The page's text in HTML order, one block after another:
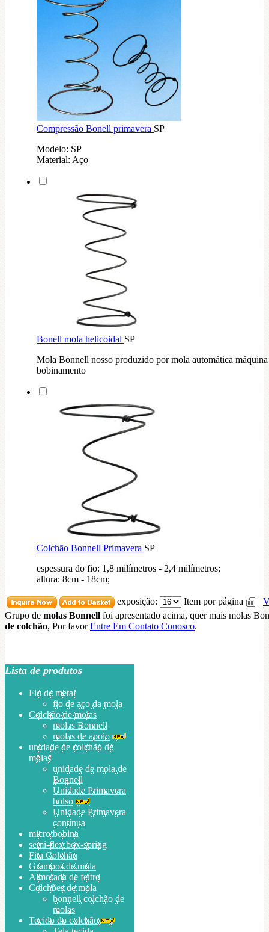
Compressão Bonell primavera SP
Modelo: SP
Material: Aço
Bonell mola helicoidal SP
Mola Bonnell nosso produzido por mola automática
bobinamento
Colchão Bonnell Primavera SP
espessura do fio: 1,8 milímetros - 2,4 milímetros;
altura: 8cm - 18cm;
exposição: Item por página
Grupo de molas Bonnell foi apresentado acima, quer mais molas
de colchão, Por favorEntre Em Contato Conosco.
Lista de produtos
Fio de metal
fio de aço da mola
Colchão de molas
molas Bonnell
molas de apoio
unidade de colchão de
molas
unidade de mola de
Bonnell
Unidade Primavera
bolso
Unidade Primavera
contínua
micro bobina
semi-flex box-spring
Fita Colchão
Grampos de mola
Almofada de feltro
Colchões de mola
bonnell colchão de
molas
Tecido do colchão